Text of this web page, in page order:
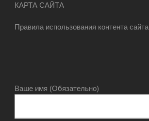
КАРТА САЙТА
Правила использования контента сайта
Ваше имя (Обязательно)